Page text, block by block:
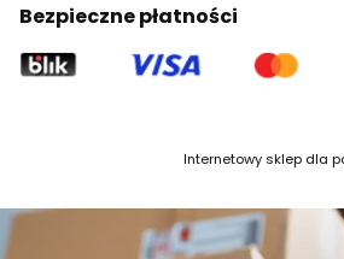
Bezpieczne płatności
Internetowy sklep dla